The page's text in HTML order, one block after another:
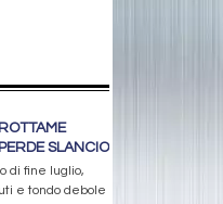
SLANCIO
di fine luglio,
e tondo debole